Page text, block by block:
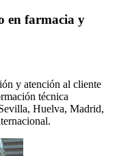
en farmacia y
y atención al cliente
técnica
Huelva, Madrid,